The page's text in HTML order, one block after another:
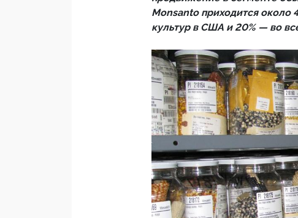
Monsanto приходится около
культур в США и 20% — во